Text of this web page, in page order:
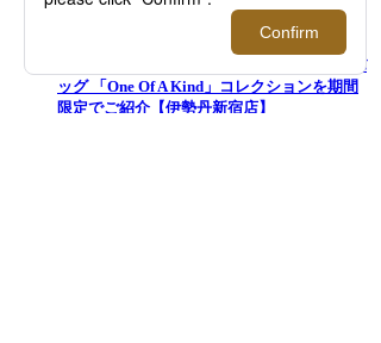
＜モロー・パリ＞｜マーカージュペイントバ
ッグ 「One Of A Kind」コレクションを期間
限定でご紹介【伊勢丹新宿店】